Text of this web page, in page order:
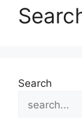
Search